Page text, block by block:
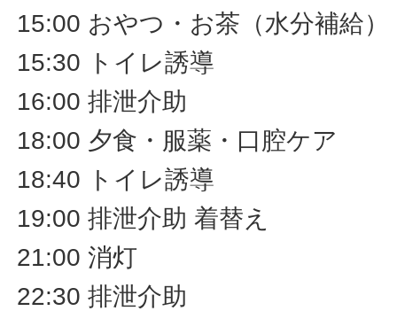
15:00 おやつ・お茶（水分補給）
15:30 トイレ誘導
16:00 排泄介助
18:00 夕食・服薬・口腔ケア
18:40 トイレ誘導
19:00 排泄介助 着替え
21:00 消灯
22:30 排泄介助